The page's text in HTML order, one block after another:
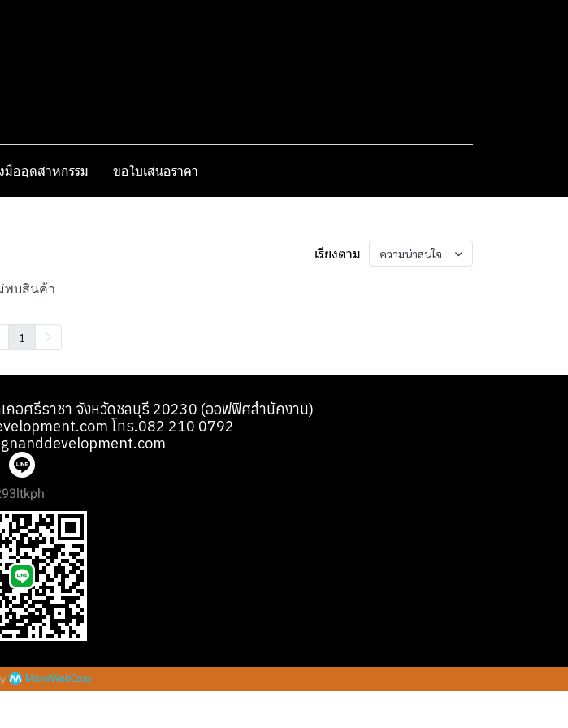
มืออุตสาหกรรม ขอใบเสนอราคา
เรียงตาม ความน่าสนใจ
พบสินค้า
1
อศรีราชา จังหวัดชลบุรี 20230 (ออฟฟิศสำนักงาน)
โทร.082 210 0792
MakeWebEasy